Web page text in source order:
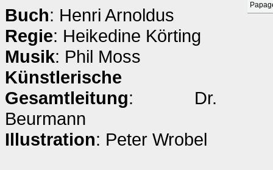
Buch: Henri Arnoldus
Regie: Heikedine Körting
Musik: Phil Moss
Künstlerische
Gesamtleitung: Dr.
Beurmann
Illustration: Peter Wrobel